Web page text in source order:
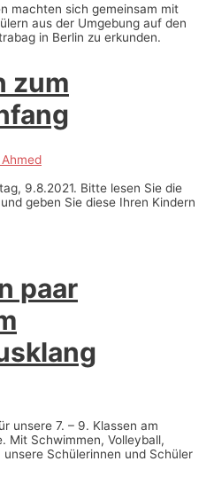
machten sich gemeinsam mit
aus der Umgebung auf den
in Berlin zu erkunden.
zum
9.8.2021. Bitte lesen Sie die
geben Sie diese Ihren Kindern
paar
unsere 7. – 9. Klassen am
Mit Schwimmen, Volleyball,
Schülerinnen und Schüler